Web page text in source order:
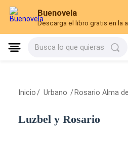
Buenovela
Descarga el libro gratis en la
Busca lo que quieras
Inicio / Urbano / Rosario Alma
Luzbel y Rosario